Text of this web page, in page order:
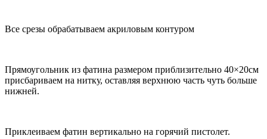
Все срезы обрабатываем акриловым контуром
Прямоугольник из фатина размером приблизительно 40×20см
присбариваем на нитку, оставляя верхнюю часть чуть больше
нижней.
Приклеиваем фатин вертикально на горячий пистолет.